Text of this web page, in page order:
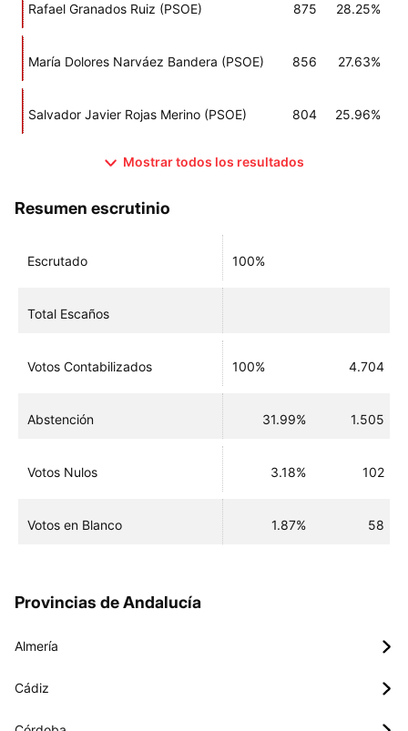
Rafael Granados Ruiz (PSOE) 875 28.25%
María Dolores Narváez Bandera (PSOE) 856 27.63%
Salvador Javier Rojas Merino (PSOE) 804 25.96%
Mostrar todos los resultados
Resumen escrutinio
Escrutado 100%
Total Escaños
Votos Contabilizados 100% 4.704
Abstención 31.99% 1.505
Votos Nulos 3.18% 102
Votos en Blanco 1.87% 58
Provincias de Andalucía
Almería
Cádiz